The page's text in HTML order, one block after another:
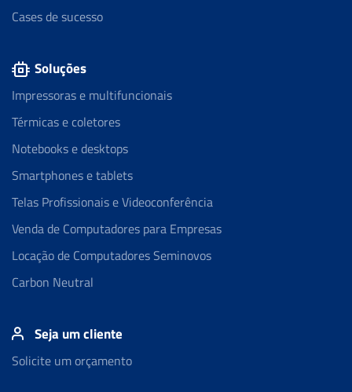
Cases de sucesso
Soluções
Impressoras e multifuncionais
Térmicas e coletores
Notebooks e desktops
Smartphones e tablets
Telas Profissionais e Videoconferência
Venda de Computadores para Empresas
Locação de Computadores Seminovos
Carbon Neutral
Seja um cliente
Solicite um orçamento